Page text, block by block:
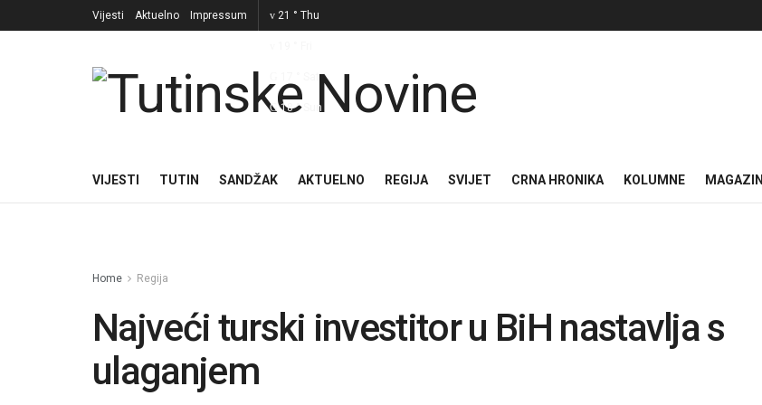
Vijesti Aktuelno Impressum 21 ° Thu
18 ° Sun
VIJESTI TUTIN SANDŽAK AKTUELNO REGIJA SVIJET CRNA HRONIKA KOLUMNE MAGAZIN
Home Regija
Najveći turski investitor u BiH nastavlja s
ulaganjem